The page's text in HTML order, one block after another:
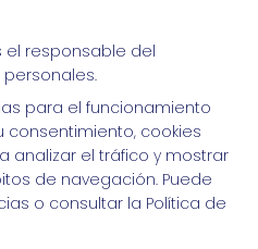
hacerlo, ¡mucha
es el responsable del
para el funcionamiento
consentimiento, cookies
analizar el tráfico y mostrar
de navegación. Puede
o consultar la Política de